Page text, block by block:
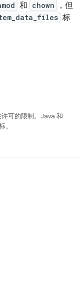
和 chown
，但
标
可的限制。Java 和
。